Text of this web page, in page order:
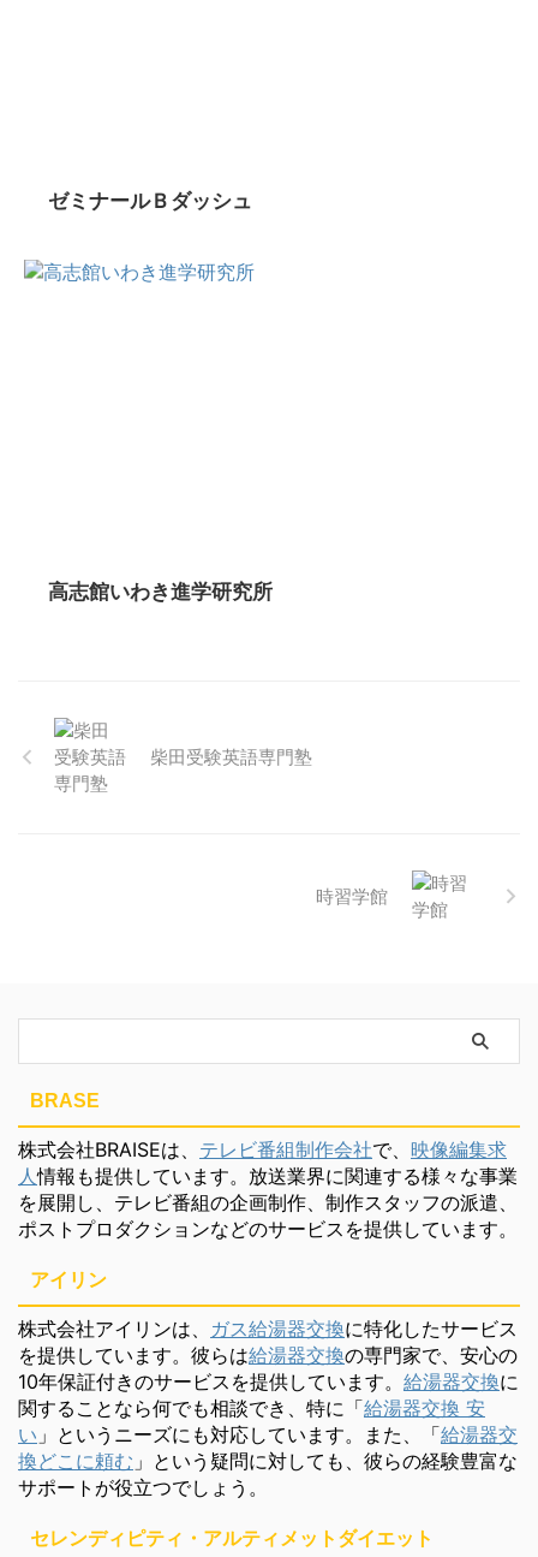
ゼミナールＢダッシュ
高志館いわき進学研究所
柴田受験英語専門塾
時習学館
BRASE
株式会社BRAISEは、 テレビ番組制作会社で、 映像編集求
人情報も提供しています。放送業界に関連する様々な事業
を展開し、テレビ番組の企画制作、制作スタッフの派遣、
ポストプロダクションなどのサービスを提供しています。
アイリン
株式会社アイリンは、 ガス給湯器交換に特化したサービス
を提供しています。彼らは給湯器交換の専門家で、安心の
10年保証付きのサービスを提供しています。 給湯器交換に
関することなら何でも相談でき、特に「給湯器交換 安
い 」というニーズにも対応しています。また、「給湯器交
換どこに頼む 」という疑問に対しても、彼らの経験豊富な
サポートが役立つでしょう。
セレンディピティ・アルティメットダイエット